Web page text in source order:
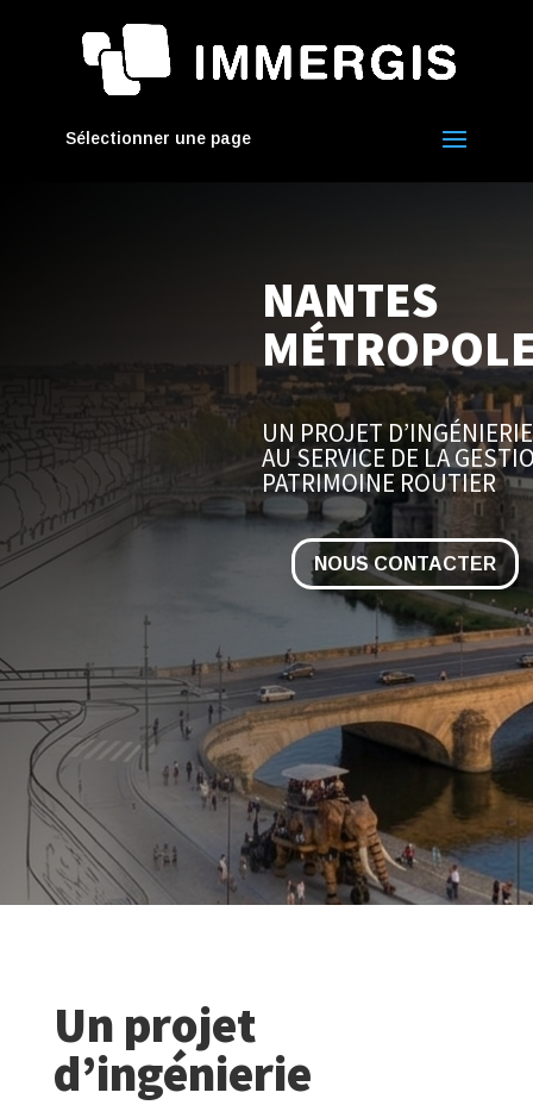
Sélectionner une page
NANTES
UN PROJET
AU SERVICE DE LA
PATRIMOINE ROUTIER
NOUS CONTACTER
Un projet
d’ingénierie